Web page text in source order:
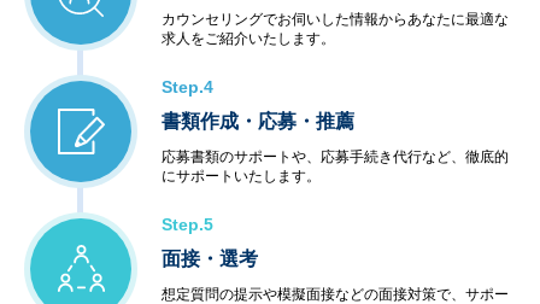
カウンセリングでお伺いした情報からあなたに最適な
求人をご紹介いたします。
Step.4
書類作成・応募・推薦
応募書類のサポートや、応募手続き代行など、徹底的
にサポートいたします。
Step.5
面接・選考
想定質問の提示や模擬面接などの面接対策で、サポー